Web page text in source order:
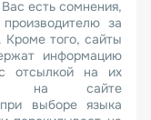
есть сомнения,
за
того, сайты
информацию
отсылкой на их
на сайте
при выборе языка